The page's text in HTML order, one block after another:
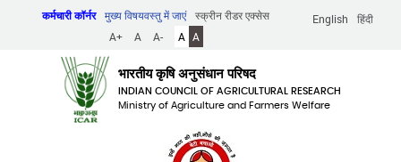
English हिंदी
कर्मचारी कॉर्नर मुख्य विषयवस्तु में जाएं
स्क्रीन रीडर एक्सेस
A+
A A- A A
भारतीय कृषि अनुसंधान परिषद
INDIAN COUNCIL OF AGRICULTURAL RESEARCH
Ministry of Agriculture and Farmers Welfare